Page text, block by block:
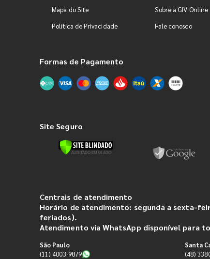
Mapa do Site Sobre a GIV Online
Política de Privacidade
Fale conosco
Formas de Pagamento
Site Seguro
Centrais de atendimento
Horário de atendimento: segunda a sexta-
feriados).
Atendimento via WhatsApp disponível para
São Paulo
(11) 4003-9879
Santa
(48)